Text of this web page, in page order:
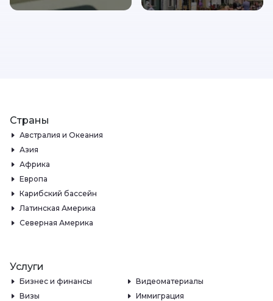
Страны
Австралия и Океания
Азия
Африка
Европа
Карибский бассейн
Латинская Америка
Северная Америка
Услуги
Бизнес и финансы
Видеоматериалы
Визы
Иммиграция